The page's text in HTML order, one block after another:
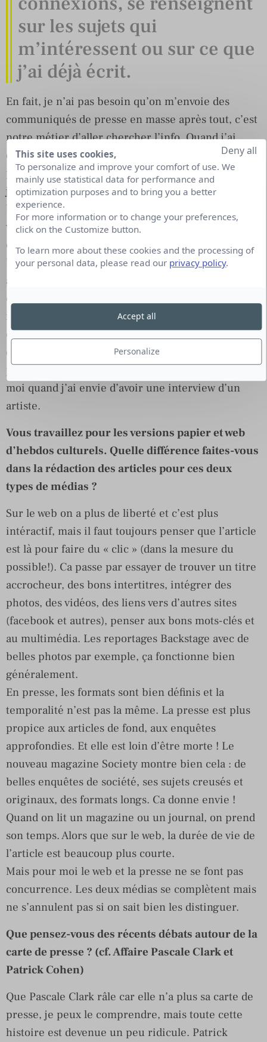
sur les sujets qui
m’intéressent ou sur ce que
j’ai déjà écrit.
En fait, je n’ai pas besoin qu’on m’envoie des
communiqués de presse en masse après tout, c’est
notre métier d’aller chercher l’info. Quand j’ai
débuté, il a fallu que je rattrape toute une culture
pour la rubrique sur laquelle j’étais affectée et que
je ne connaissais que de loin, alors j’ai lu
beaucoup, je me suis renseignée, j’ai regardé des
vidéos sur youhumour.com et j’allais voir les
commentaires des internautes sur des sites comme
billetreduc.com. Et puis une chose en entraîne une
autre. Maintenant les attachés de presse me
contactent directement et des liens se tissent. C’est
important à mon niveau d’essayer un maximum
d’entretenir de bonnes relations avec les attachés
de presse. C’est utile pour tout le monde, pour elle
pour me transmettre une info en direct et pour
moi quand j’ai envie d’avoir une interview d’un
artiste.
Vous travaillez pour les versions papier et web
d’hebdos culturels. Quelle différence faites-vous
dans la rédaction des articles pour ces deux
types de médias ?
Sur le web on a plus de liberté et c’est plus
intéractif, mais il faut toujours penser que l’article
est là pour faire du « clic » (dans la mesure du
possible!). Ca passe par essayer de trouver un titre
accrocheur, des bons intertitres, intégrer des
photos, des vidéos, des liens vers d’autres sites
(facebook et autres), penser aux bons mots-clés et
au multimédia. Les reportages Backstage avec de
belles photos par exemple, ça fonctionne bien
généralement.
En presse, les formats sont bien définis et la
temporalité n’est pas la même. La presse est plus
propice aux articles de fond, aux enquêtes
approfondies. Et elle est loin d’être morte ! Le
nouveau magazine Society montre bien cela : de
belles enquêtes de société, ses sujets creusés et
originaux, des formats longs. Ca donne envie !
Quand on lit un magazine ou un journal, on prend
son temps. Alors que sur le web, la durée de vie de
l’article est beaucoup plus courte.
Mais pour moi le web et la presse ne se font pas
concurrence. Les deux médias se complètent mais
ne s’annulent pas si on sait bien les distinguer.
Que pensez-vous des récents débats autour de la
carte de presse ? (cf. Affaire Pascale Clark et
Patrick Cohen)
Que Pascale Clark râle car elle n’a plus sa carte de
presse, je peux le comprendre, mais toute cette
histoire est devenue un peu ridicule. Patrick
This site uses cookies,
To personalize and improve your comfort of use. We
mainly use statistical data for performance and
optimization purposes and to bring you a better
experience.
For more information or to change your preferences,
click on the Customize button.
To learn more about these cookies and the processing of
your personal data, please read our privacy policy.
Personalize
Deny all
Accept all